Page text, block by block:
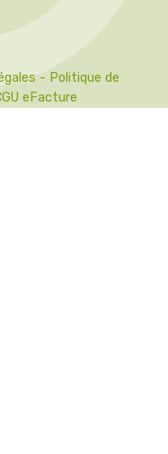
- Politique de
eFacture